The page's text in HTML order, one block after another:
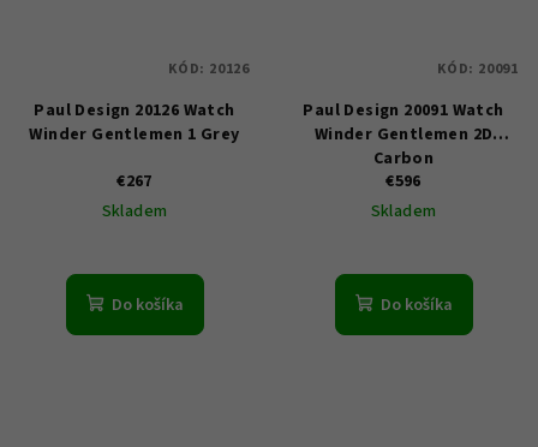
Paul Design 20126 Watch
Winder Gentlemen 1 Grey
€267
Skladem
Do košíka
KÓD: 20126
Paul Design 20091 Watch
Winder Gentlemen 2D
Carbon
€596
Skladem
Do košíka
KÓD: 20091